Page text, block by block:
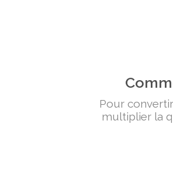
Pour
multiplier la